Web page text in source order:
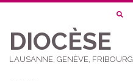
DIOCÈSE
LAUSANNE, GENÈVE, FRIBOURG